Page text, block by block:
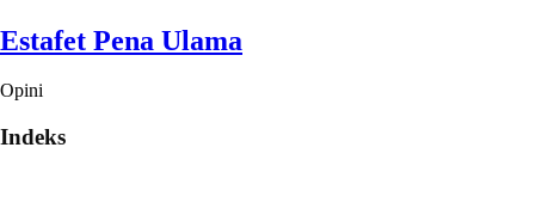
Estafet Pena Ulama
Opini
Indeks